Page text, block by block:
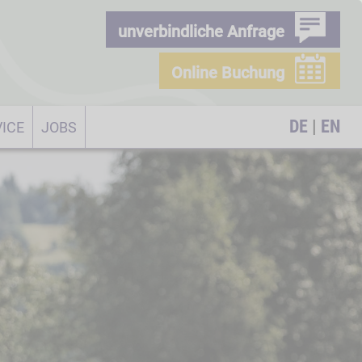
unverbindliche Anfrage
Online Buchung
DE | EN
JOBS